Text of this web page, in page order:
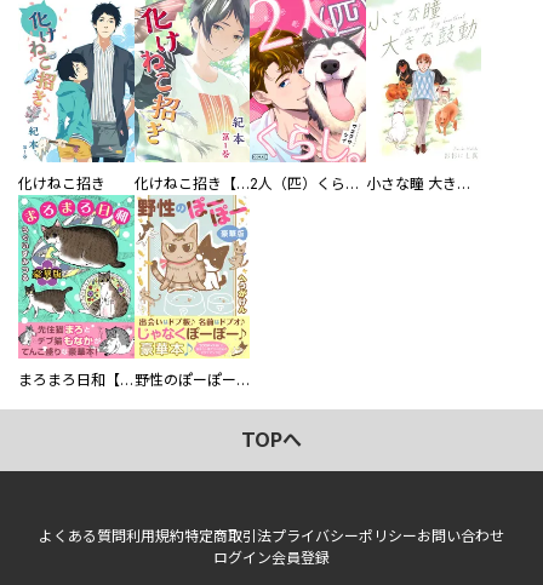
化けねこ招き 化けねこ招き【描きおろし付合冊版】 2人（匹）くらし。 小さな瞳 大きな鼓動
まろまろ日和【豪華版】 野性のぽーぽー【豪華版】
TOPへ
よくある質問利用規約特定商取引法プライバシーポリシーお問い合わせ
ログイン会員登録